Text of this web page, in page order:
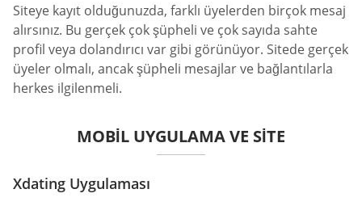
Siteye kayıt olduğunuzda, farklı üyelerden birçok mesaj
alırsınız. Bu gerçek çok şüpheli ve çok sayıda sahte
profil veya dolandırıcı var gibi görünüyor. Sitede gerçek
üyeler olmalı, ancak şüpheli mesajlar ve bağlantılarla
herkes ilgilenmeli.
MOBIL UYGULAMA VE SITE
Xdating Uygulaması